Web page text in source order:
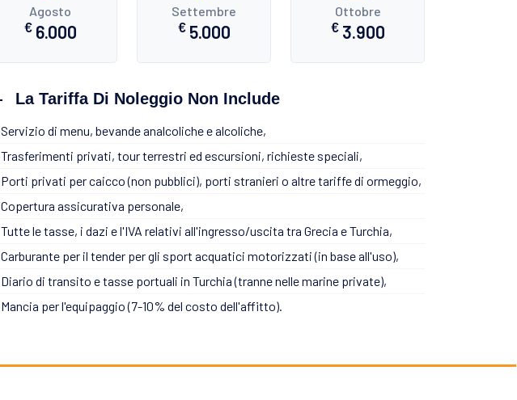
Agosto
€6.000
Settembre
€5.000
Ottobre
€3.900
La Tariffa Di Noleggio Non Include
Servizio di menu, bevande analcoliche e alcoliche,
Trasferimenti privati, tour terrestri ed escursioni, richieste speciali,
Porti privati per caicco (non pubblici), porti stranieri o altre tariffe di ormeggio,
Copertura assicurativa personale,
Tutte le tasse, i dazi e l'IVA relativi all'ingresso/uscita tra Grecia e Turchia,
Carburante per il tender per gli sport acquatici motorizzati (in base all'uso),
Diario di transito e tasse portuali in Turchia (tranne nelle marine private),
Mancia per l'equipaggio (7-10% del costo dell'affitto).